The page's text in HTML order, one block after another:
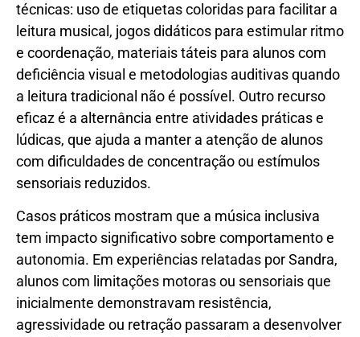
técnicas: uso de etiquetas coloridas para facilitar a
leitura musical, jogos didáticos para estimular ritmo
e coordenação, materiais táteis para alunos com
deficiência visual e metodologias auditivas quando
a leitura tradicional não é possível. Outro recurso
eficaz é a alternância entre atividades práticas e
lúdicas, que ajuda a manter a atenção de alunos
com dificuldades de concentração ou estímulos
sensoriais reduzidos.
Casos práticos mostram que a música inclusiva
tem impacto significativo sobre comportamento e
autonomia. Em experiências relatadas por Sandra,
alunos com limitações motoras ou sensoriais que
inicialmente demonstravam resistência,
agressividade ou retração passaram a desenvolver